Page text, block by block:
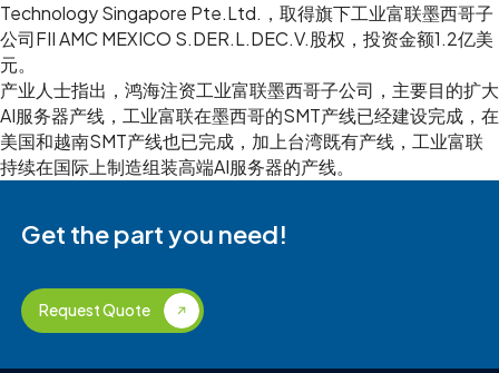
Technology Singapore Pte.Ltd.，取得旗下工业富联墨西哥子
公司FII AMC MEXICO S.DER.L.DEC.V.股权，投资金额1.2亿美
元。
产业人士指出，鸿海注资工业富联墨西哥子公司，主要目的扩大
AI服务器产线，工业富联在墨西哥的SMT产线已经建设完成，在
美国和越南SMT产线也已完成，加上台湾既有产线，工业富联
持续在国际上制造组装高端AI服务器的产线。
Get the part you need!
Request Quote